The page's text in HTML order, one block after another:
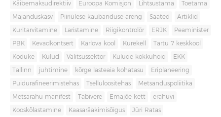
Käibemaksudirektiiv Euroopa Komisjon Lihtsustama Toetama
Majanduskasv Piiriülese kaubanduse areng Saated Artiklid
Kuritarvitamine Laristamine Riigikontrolör ERJK Peaminister
PBK Kevadkontsert Karlova kool Kurekell Tartu 7 keskkool
Koduke Kulud Valitsussektor Kulude kokkuhoid EKK
Tallinn juhtimine kõrge lasteaia kohatasu Eriplaneering
Puidurafineerimistehas Tselluloositehas Metsanduspoliitika
Metsarahu manifest Tabivere Emajõe kett erahuvi
Kooskõlastamine Kaasarääkimisõigus Jüri Ratas